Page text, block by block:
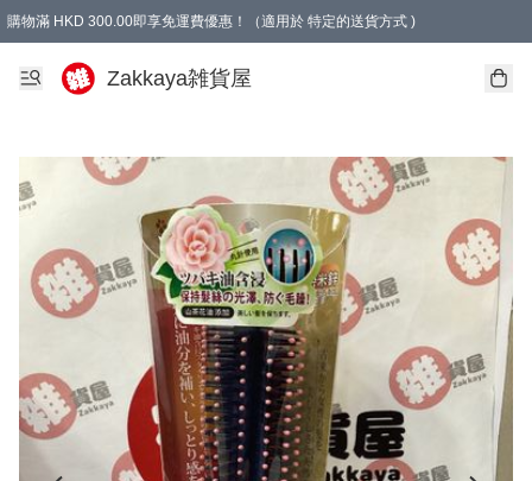
購物滿 HKD 300.00即享免運費優惠！（適用於 特定的送貨方式 )
Zakkaya雑貨屋